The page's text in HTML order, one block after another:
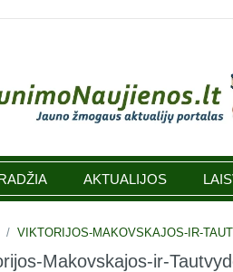
AKTUALIJOS
/ VIKTORIJOS-MAKOVSKAJOS-IR-
Makovskajos-ir-